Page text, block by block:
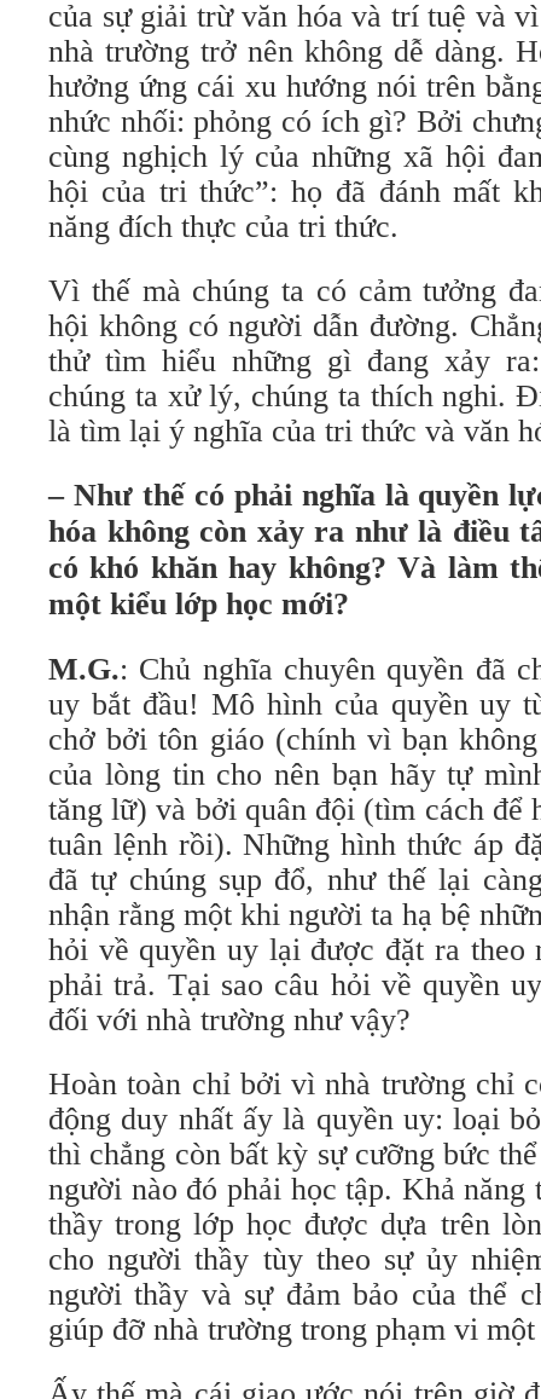
của sự giải trừ văn hóa và trí tuệ và
nhà trường trở nên không dễ dàng.
hưởng ứng cái xu hướng nói trên
nhức nhối: phỏng có ích gì? Bởi
cùng nghịch lý của những xã hội
hội của tri thức”: họ đã đánh mất
năng đích thực của tri thức.
Vì thế mà chúng ta có cảm tưởng
hội không có người dẫn đường.
thử tìm hiểu những gì đang xảy
chúng ta xử lý, chúng ta thích nghi.
là tìm lại ý nghĩa của tri thức và văn
– Như thế có phải nghĩa là quyền
hóa không còn xảy ra như là điều
có khó khăn hay không? Và làm
một kiểu lớp học mới?
M.G.: Chủ nghĩa chuyên quyền đã
uy bắt đầu! Mô hình của quyền uy
chở bởi tôn giáo (chính vì bạn
của lòng tin cho nên bạn hãy tự
tăng lữ) và bởi quân đội (tìm cách để
tuân lệnh rồi). Những hình thức áp
đã tự chúng sụp đổ, như thế lại
nhận rằng một khi người ta hạ bệ
hỏi về quyền uy lại được đặt ra theo
phải trả. Tại sao câu hỏi về quyền
đối với nhà trường như vậy?
Hoàn toàn chỉ bởi vì nhà trường chỉ
động duy nhất ấy là quyền uy: loại
thì chẳng còn bất kỳ sự cưỡng bức
người nào đó phải học tập. Khả năng
thầy trong lớp học được dựa trên
cho người thầy tùy theo sự ủy
người thầy và sự đảm bảo của thể
giúp đỡ nhà trường trong phạm vi